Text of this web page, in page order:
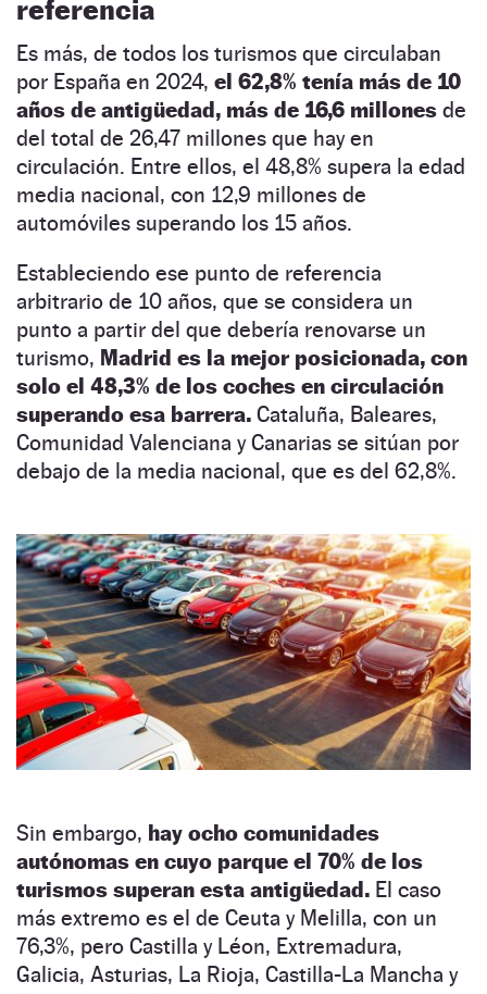
referencia
Es más, de todos los turismos que circulaban
por España en 2024, el 62,8% tenía más de 10
años de antigüedad, más de 16,6 millones de
del total de 26,47 millones que hay en
circulación. Entre ellos, el 48,8% supera la edad
media nacional, con 12,9 millones de
automóviles superando los 15 años.
Estableciendo ese punto de referencia
arbitrario de 10 años, que se considera un
punto a partir del que debería renovarse un
turismo, Madrid es la mejor posicionada, con
solo el 48,3% de los coches en circulación
superando esa barrera. Cataluña, Baleares,
Comunidad Valenciana y Canarias se sitúan por
debajo de la media nacional, que es del 62,8%.
Sin embargo, hay ocho comunidades
autónomas en cuyo parque el 70% de los
turismos superan esta antigüedad. El caso
más extremo es el de Ceuta y Melilla, con un
76,3%, pero Castilla y Léon, Extremadura,
Galicia, Asturias, La Rioja, Castilla-La Mancha y